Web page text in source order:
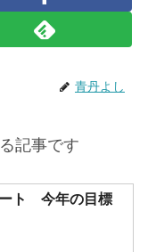
青丹よし
記事です
ト 今年の目標